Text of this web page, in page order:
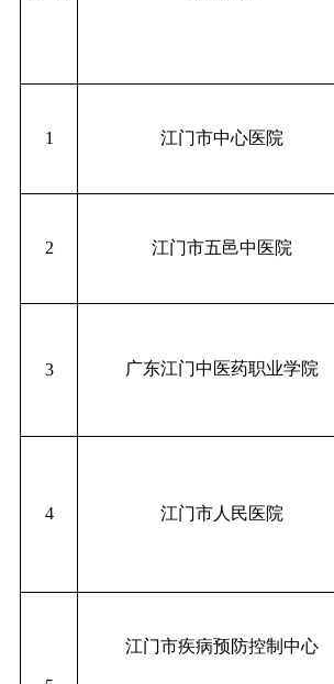
1 江门市中心医院
2 江门市五邑中医院
3 广东江门中医药职业学院
4 江门市人民医院
江门市疾病预防控制中心